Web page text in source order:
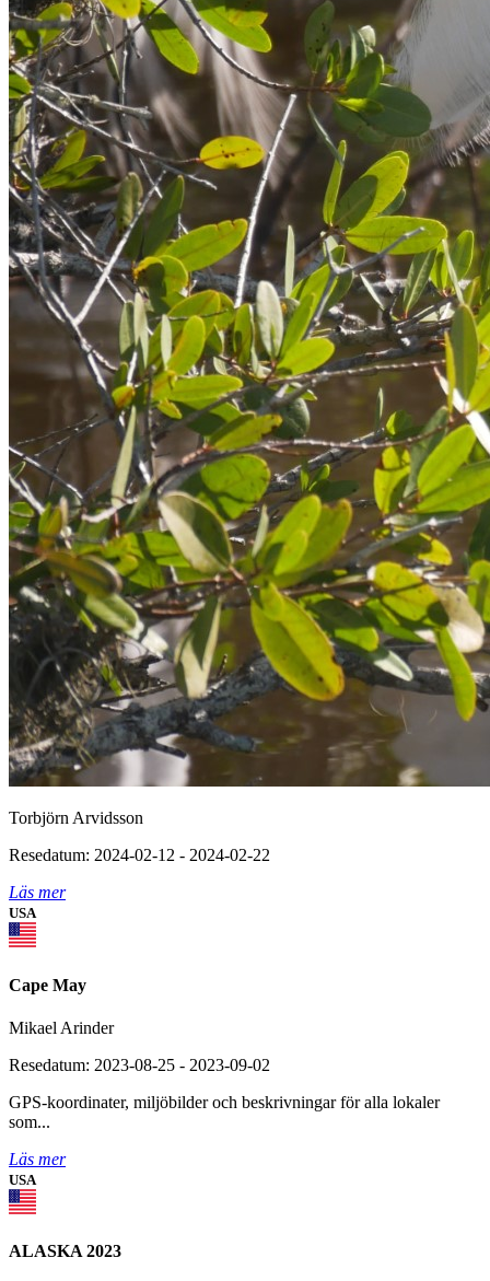
Torbjörn Arvidsson
Resedatum: 2024-02-12 - 2024-02-22
Läs mer
USA
Cape May
Mikael Arinder
Resedatum: 2023-08-25 - 2023-09-02
GPS-koordinater, miljöbilder och beskrivningar för alla lokaler
som...
Läs mer
USA
ALASKA 2023